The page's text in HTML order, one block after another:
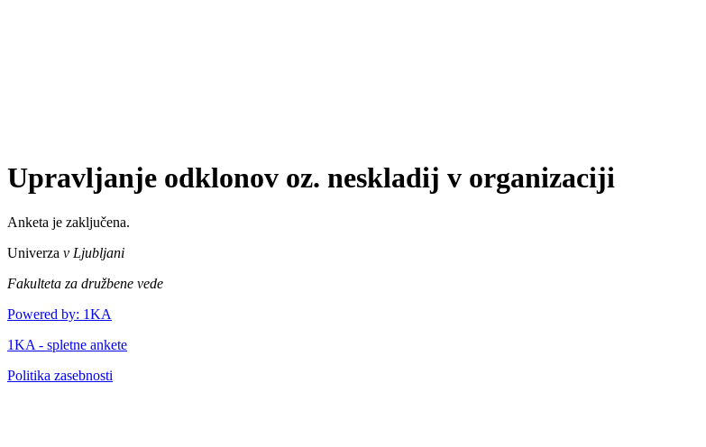
Upravljanje odklonov oz. neskladij v organizaciji
Anketa je zaključena.
Univerza v Ljubljani
Fakulteta za družbene vede
Powered by: 1KA
1KA - spletne ankete
Politika zasebnosti